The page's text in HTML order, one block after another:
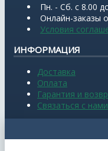
Пн. - Сб. с 8.00
Онлайн-заказы
Условия
ИНФОРМАЦИЯ
Доставка
Оплата
Гарантия и
Связаться с нами